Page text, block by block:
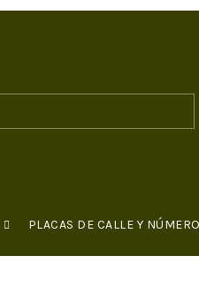
PLACAS DE CALLE Y